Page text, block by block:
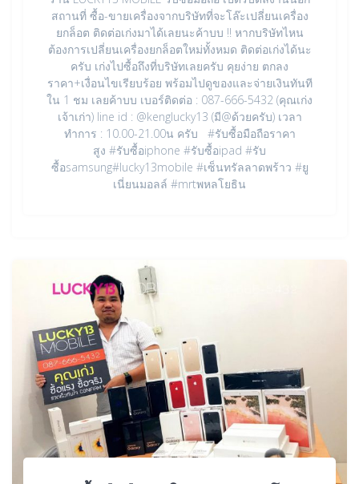
สถานที่ ซื้อ-ขายเครื่องจากบริษัทที่จะโล๊ะเปลี่ยนเครื่อง
ยกล็อต ติดต่อเก่งมาได้เลยนะค้าบบ !! หากบริษัทไหน
ต้องการเปลี่ยนเครื่องยกล็อตใหม่ทั้งหมด ติดต่อเก่งได้นะ
ครับ เก่งไปซื้อถึงที่บริษัทเลยครับ คุยง่าย ตกลง
ราคา+เงื่อนไขเรียบร้อย พร้อมไปดูของและจ่ายเงินทันที
ใน 1 ชม เลยค้าบบ เบอร์ติดต่อ : 087-666-5432 (คุณเก่ง
เจ้าเก่า) line id : @kenglucky13 (มี@ด้วยครับ) เวลา
ทำการ : 10.00-21.00น ครับ #รับซื้อมือถือราคา
สูง #รับซื้อiphone #รับซื้อipad #รับ
ซื้อsamsung#lucky13mobile #เซ็นทรัลลาดพร้าว #ยู
เนี่ยนมอลล์ #mrtพหลโยธิน